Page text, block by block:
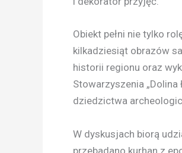
Obiekt pełni nie tylko
kilkadziesiąt obrazów
historii regionu oraz
Stowarzyszenia
dziedzictwa
W dyskusjach biorą
przebadano kurhan z